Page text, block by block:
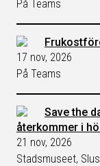
På Teams
17 nov, 2026
På Teams
Save the
återkommer i
21 nov, 2026
Stadsmuseet,